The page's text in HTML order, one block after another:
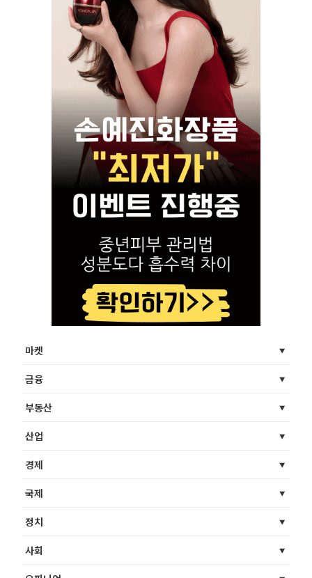
마켓
금융
부동산
산업
경제
국제
정치
사회